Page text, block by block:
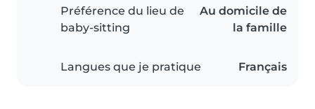
Préférence du lieu de
baby-sitting
Au domicile de
la famille
Langues que je pratique Français